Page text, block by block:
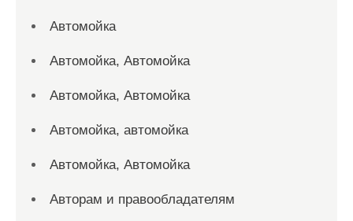
Автомойка
Автомойка, Автомойка
Автомойка, Автомойка
Автомойка, автомойка
Автомойка, Автомойка
Авторам и правообладателям